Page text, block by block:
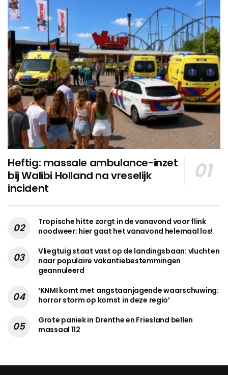
Heftig: massale ambulance-inzet
bij Walibi Holland na vreselijk
incident
Tropische hitte zorgt in de vanavond voor flink
noodweer: hier gaat het vanavond helemaal los!
Vliegtuig staat vast op de landingsbaan: vluchten
naar populaire vakantiebestemmingen
geannuleerd
‘KNMI komt met angstaanjagende waarschuwing:
horror storm op komst in deze regio’
Grote paniek in Drenthe en Friesland bellen
massaal 112